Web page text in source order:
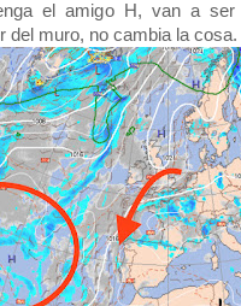
el amigo H, van a
del muro, no cambia la cosa.